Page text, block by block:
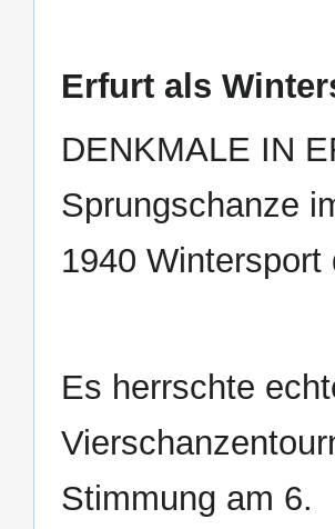
Erfurt als
DENKMALE IN
Sprungschanze
1940
Es herrschte
Stimmung am 6.